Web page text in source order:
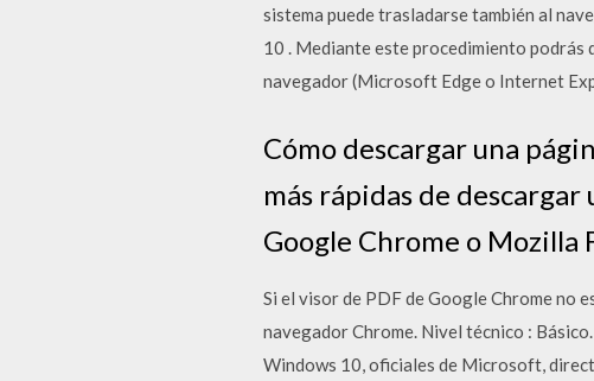
sistema puede trasladarse también al
10 . Mediante este procedimiento podrás
navegador (Microsoft Edge o Internet
Cómo descargar una
más rápidas de
Google Chrome o Mozilla
Si el visor de PDF de Google Chrome no
navegador Chrome. Nivel técnico :
Windows 10, oficiales de Microsoft,